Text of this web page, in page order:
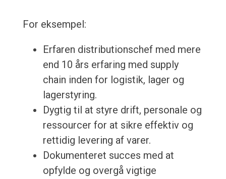
For eksempel:
Erfaren distributionschef med mere
end 10 års erfaring med supply
chain inden for logistik, lager og
lagerstyring.
Dygtig til at styre drift, personale og
ressourcer for at sikre effektiv og
rettidig levering af varer.
Dokumenteret succes med at
opfylde og overgå vigtige